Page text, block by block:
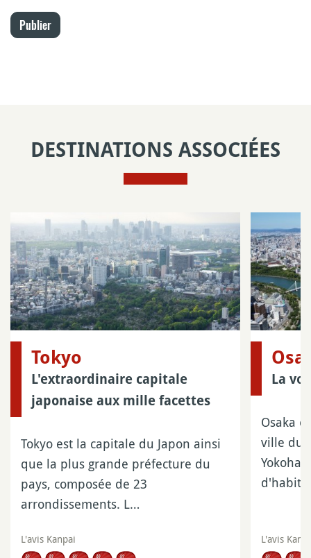
Publier
DESTINATIONS ASSOCIÉES
Tokyo
L'extraordinaire capitale
japonaise aux mille facettes
Tokyo est la capitale du Japon ainsi
que la plus grande préfecture du
pays, composée de 23
arrondissements. L…
L'avis Kanpai
La
Osaka
ville du
L'avis